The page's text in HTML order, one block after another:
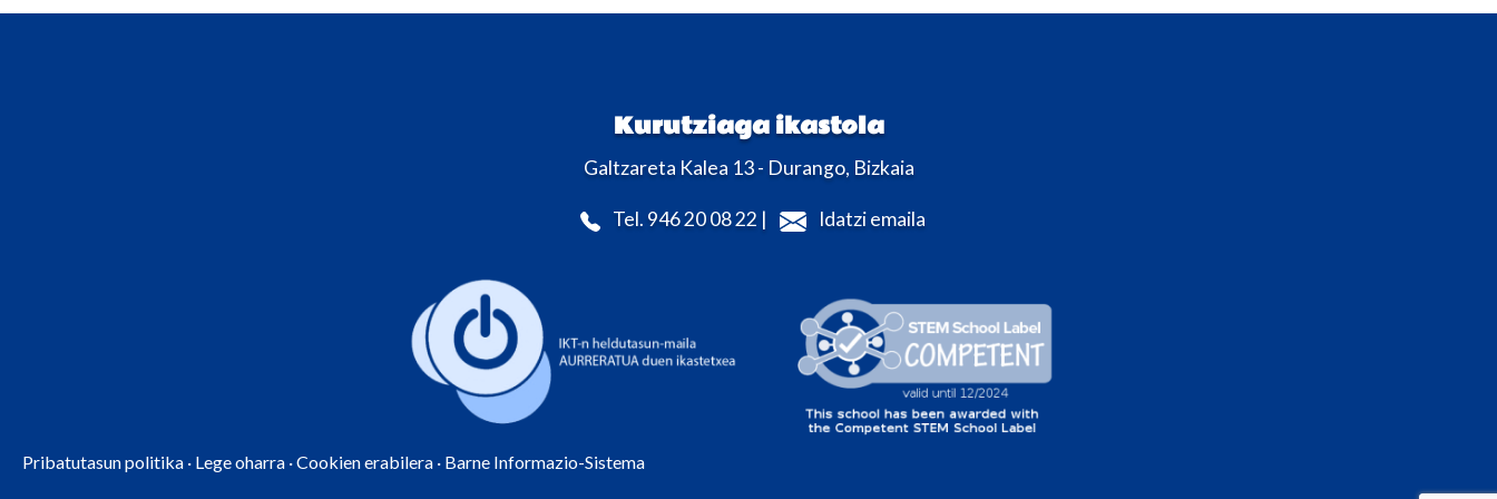
Kurutziaga ikastola
Galtzareta Kalea 13 - Durango, Bizkaia
Tel. 946 20 08 22 | Idatzi emaila
Pribatutasun politika · Lege oharra ·Cookien erabilera · Barne Informazio-Sistema